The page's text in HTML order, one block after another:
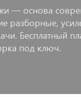
— основа
разборные,
Бесплатный
под ключ.